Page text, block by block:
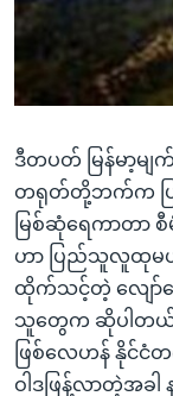
အ
ကျော်
ရန်
ရှာဖွေ
နေရာ
သို့
ကျော်
သုတပဒေသာ အင်္ဂ
Learning English
ဘာသာစကားမျ
ဒီတပတ် မြန်မာ့မျ
တရုတ်တို့ဘက်က ပြန်
မြစ်ဆုံရေကာတာ
ဟာ ပြည်သူလူထုမ
ထိုက်သင့်တဲ့ လျော်က
သူတွေက ဆိုပါတယ်။
ဖြစ်လေဟန် နိုင်ငံ
ဝါဒဖြန့်လာတဲ့အခ